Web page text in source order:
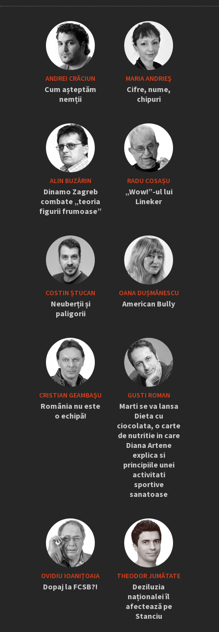
„Iordănescu a tras sforile să revină la
națională” » Pițurcă face dezvăluiri
tari: „Dacă știam că vine el...” +
Scena din avion: „Era transfigurat”
ANDREI CRĂCIUN
Cum așteptăm
nemții
MARIA ANDRIEŞ
Cifre, nume,
chipuri
ALIN BUZĂRIN
Dinamo Zagreb
combate „teoria
figurii frumoase”
RADU COSAȘU
„Wow!”-ul lui
Lineker
COSTIN ȘTUCAN
Neuberții și
paligorii
OANA DUȘMĂNESCU
American Bully
CRISTIAN GEAMBAŞU
România nu este
o echipă!
GUSTI ROMAN
Marti se va lansa
Dieta cu
ciocolata, o carte
de nutritie in care
Diana Artene
explica si
principiile unei
activitati
sportive
sanatoase
OVIDIU IOANIŢOAIA
Dopaj la FCSB?!
THEODOR JUMĂTATE
Deziluzia
naționalei îl
afectează pe
Stanciu